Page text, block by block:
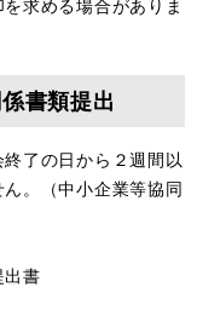
求める場合がありま
書類提出
了の日から２週間以
。（中小企業等協同
出書